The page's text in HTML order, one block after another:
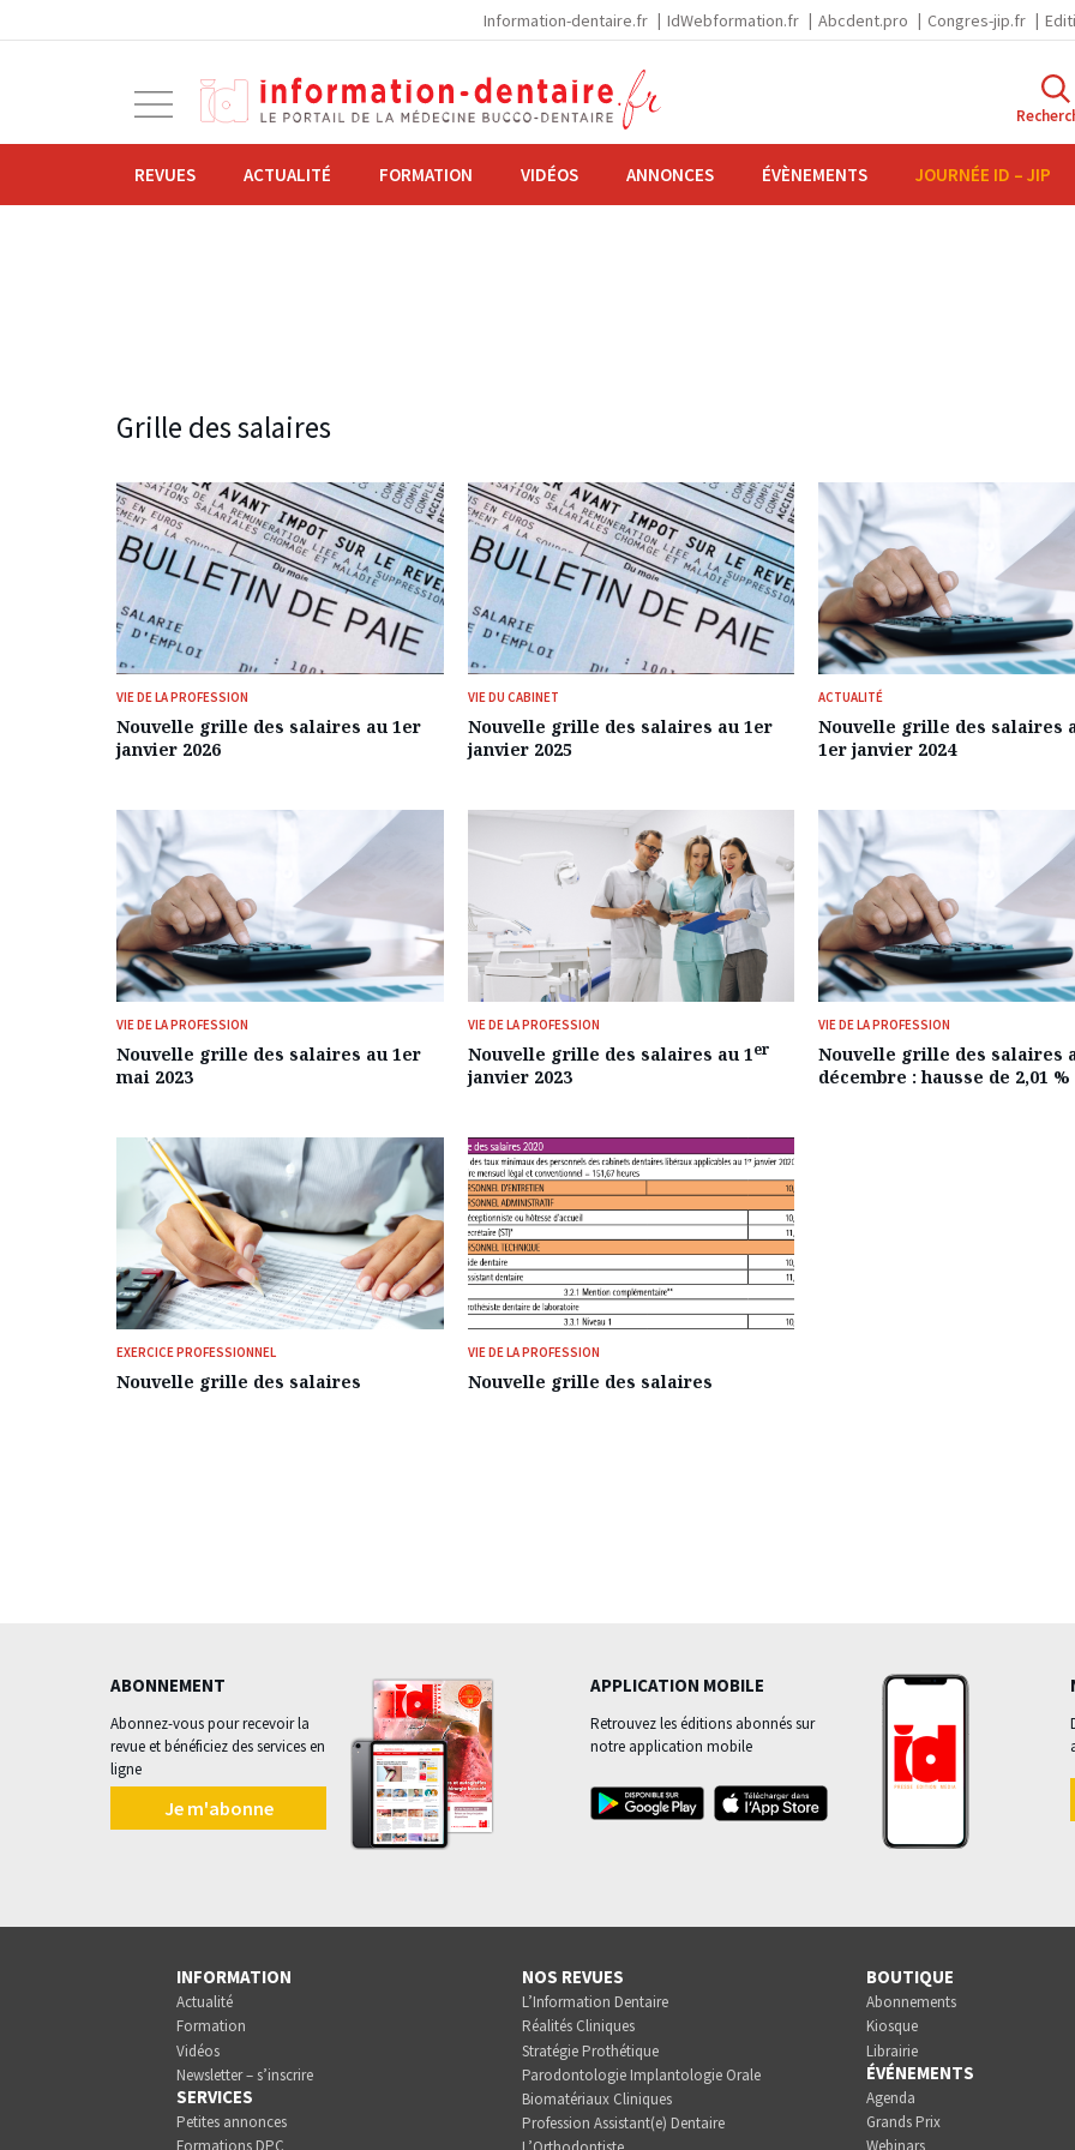
Information-dentaire.fr IdWebformation.fr Abcdent.pro Congres-jip.fr
navigation
REVUES ACTUALITÉ FORMATION VIDÉOS ANNONCES ÉVÈNEMENTS JOURNÉE ID – JIP
Grille des salaires
VIE DE LA PROFESSION
Nouvelle grille des salaires au 1er
janvier 2026
VIE DU CABINET
Nouvelle grille des salaires au 1er
janvier 2025
ACTUALITÉ
Nouvelle grille des salaires
1er janvier 2024
VIE DE LA PROFESSION
Nouvelle grille des salaires au 1er
mai 2023
VIE DE LA PROFESSION
Nouvelle grille des salaires au 1er
janvier 2023
VIE DE LA PROFESSION
Nouvelle grille des salaires
décembre : hausse de 2,01 %
EXERCICE PROFESSIONNEL
Nouvelle grille des salaires
VIE DE LA PROFESSION
Nouvelle grille des salaires
ABONNEMENT
Abonnez-vous pour recevoir la
revue et bénéficiez des services en
ligne
Je m'abonne
APPLICATION MOBILE
Retrouvez les éditions abonnés sur
notre application mobile
INFORMATION
Actualité
Formation
Vidéos
Newsletter – s’inscrire
SERVICES
Petites annonces
NOS REVUES
L’Information Dentaire
Réalités Cliniques
Stratégie Prothétique
Parodontologie Implantologie Orale
Biomatériaux Cliniques
Profession Assistant(e) Dentaire
BOUTIQUE
Abonnements
Kiosque
Librairie
ÉVÉNEMENTS
Agenda
Grands Prix